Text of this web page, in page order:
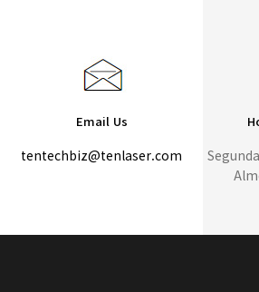
Email Us
tentechbiz@tenlaser.com